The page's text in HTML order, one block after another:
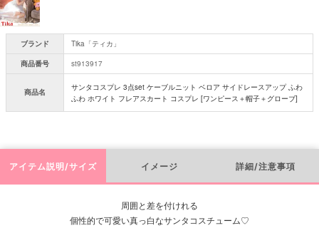
ブランド
Tika「ティカ」
商品番号
st913917
商品名
サンタコスプレ 3点set ケーブルニット ベロア サイドレースアップ ふわ
ふわ ホワイト フレアスカート コスプレ [ワンピース＋帽子＋グローブ]
アイテム説明/サイズ イメージ 詳細/注意事項
周囲と差を付けれる
個性的で可愛い真っ白なサンタコスチューム♡